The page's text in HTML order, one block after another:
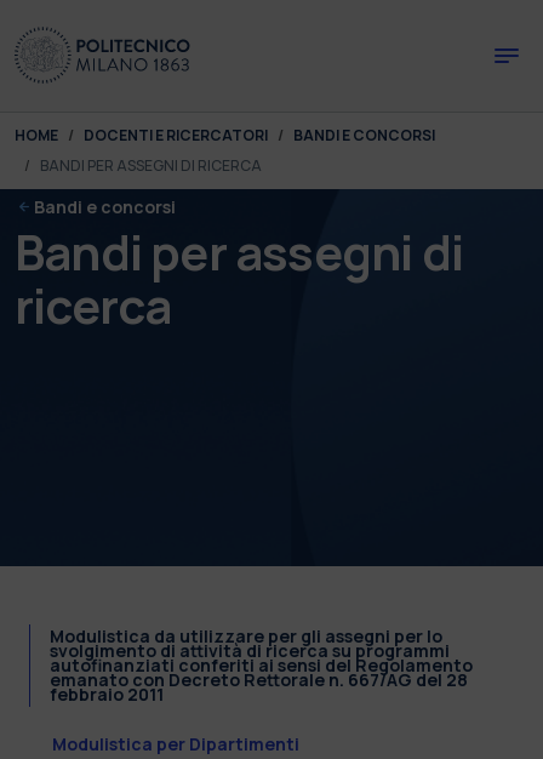
You are here:
HOME DOCENTI E RICERCATORI
BANDI E CONCORSI
BANDI PER ASSEGNI DI RICERCA
Bandi e concorsi
Bandi per assegni di
ricerca
Modulistica da utilizzare per gli assegni per lo
svolgimento di attività di ricerca su programmi
autofinanziati conferiti ai sensi del Regolamento
emanato con Decreto Rettorale n. 667/AG del 28
febbraio 2011
Modulistica per Dipartimenti